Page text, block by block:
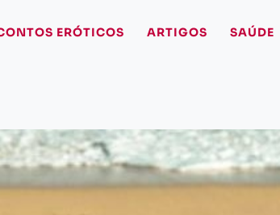
ERÓTICOS ARTIGOS SAÚDE